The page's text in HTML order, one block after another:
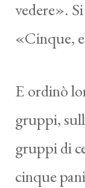
vedere».
«Cinque,
E ordinò
gruppi,
gruppi di
cinque